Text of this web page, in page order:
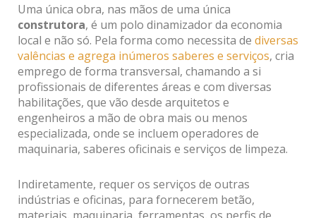
Uma única obra, nas mãos de uma única
construtora, é um polo dinamizador da economia
local e não só. Pela forma como necessita de diversas
valências e agrega inúmeros saberes e serviços, cria
emprego de forma transversal, chamando a si
profissionais de diferentes áreas e com diversas
habilitações, que vão desde arquitetos e
engenheiros a mão de obra mais ou menos
especializada, onde se incluem operadores de
maquinaria, saberes oficinais e serviços de limpeza.
Indiretamente, requer os serviços de outras
indústrias e oficinas, para fornecerem betão,